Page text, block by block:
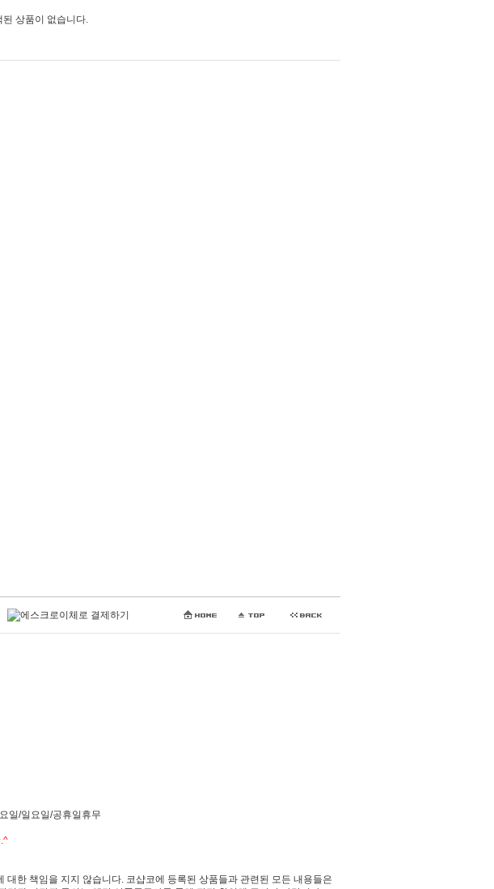
된 상품이 없습니다.
일/일요일/공휴일휴무
한 책임을 지지 않습니다. 코샵코에 등록된 상품들과 관련된 모든 내용들은